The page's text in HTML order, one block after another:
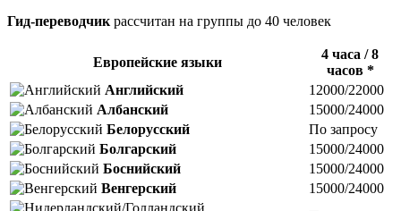
Гид-переводчик расcчитан на группы до 40 человек
Европейские языки
4 часа / 8
часов *
Английский
12000/22000
Албанский
15000/24000
Белорусский
По запросу
Болгарский
15000/24000
Боснийский
15000/24000
Венгерский
15000/24000